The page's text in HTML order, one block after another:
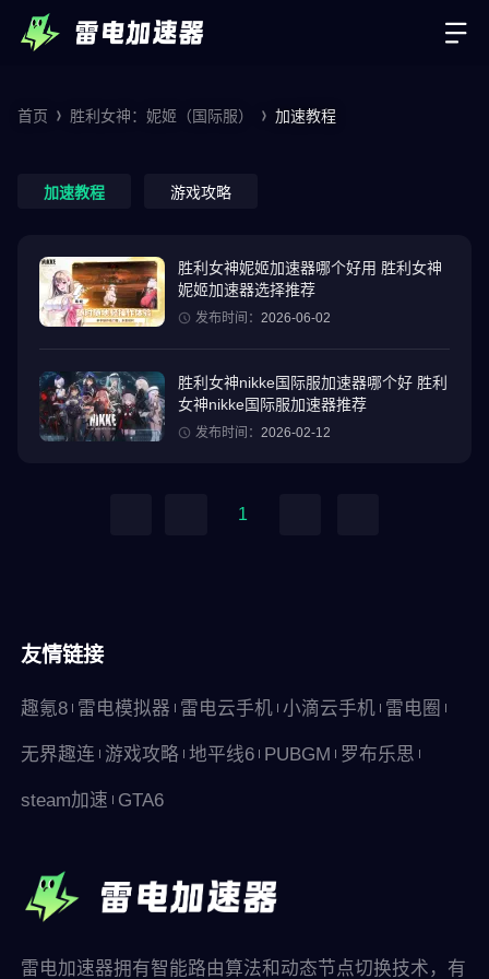
首页 胜利女神：妮姬（国际服） 加速教程
加速教程 游戏攻略
胜利女神妮姬加速器哪个好用 胜利女神
妮姬加速器选择推荐
发布时间： 2026-06-02
胜利女神nikke国际服加速器哪个好 胜利
女神nikke国际服加速器推荐
发布时间： 2026-02-12
1
友情链接
趣氪8 雷电模拟器 雷电云手机 小滴云手机 雷电圈
无界趣连 游戏攻略 地平线6 PUBGM 罗布乐思
steam加速 GTA6
雷电加速器拥有智能路由算法和动态节点切换技术，有